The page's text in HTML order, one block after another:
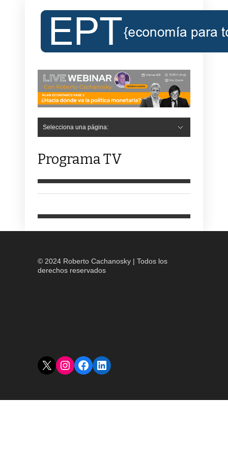
Selecciona una página:
Programa TV
© 2024 Roberto Cachanosky | Todos los
derechos reservados
X Instagram
Facebook
LinkedIn